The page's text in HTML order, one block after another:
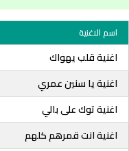
اسم الاغنية
اغنية قلب يهواك
اغنية يا سنين عمري
اغنية توك على بالي
اغنية انت قمرهم كلهم